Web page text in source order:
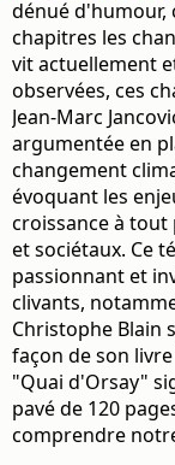
dénué d'humour,
chapitres les
vit actuellement
observées, ces
Jean-Marc
argumentée en
changement
évoquant les
croissance à tout
et sociétaux. Ce
passionnant et
clivants,
Christophe Blain
façon de son
"Quai d'Orsay"
pavé de 120
comprendre